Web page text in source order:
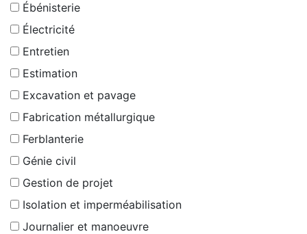
Ébénisterie
Électricité
Entretien
Estimation
Excavation et pavage
Fabrication métallurgique
Ferblanterie
Génie civil
Gestion de projet
Isolation et imperméabilisation
Journalier et manoeuvre